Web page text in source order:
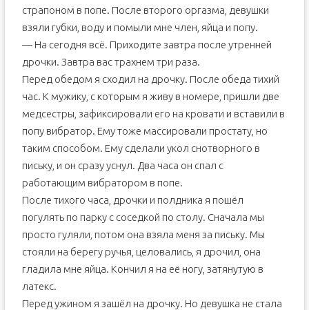
страпоном в попе. После второго оргазма, девушки
взяли губки, воду и помыли мне член, яйца и попу.
— На сегодня всё. Приходите завтра после утренней
дрочки. Завтра вас трахнем три раза.
Перед обедом я сходил на дрочку. После обеда тихий
час. К мужику, с которым я живу в номере, пришли две
медсестры, зафиксировали его на кровати и вставили в
попу вибратор. Ему тоже массировали простату, но
таким способом. Ему сделали укол снотворного в
письку, и он сразу уснул. Два часа он спал с
работающим вибратором в попе.
После тихого часа, дрочки и полдника я пошёл
погулять по парку с соседкой по столу. Сначала мы
просто гуляли, потом она взяла меня за письку. Мы
стояли на берегу ручья, целовались, я дрочил, она
гладила мне яйца. Кончил я на её ногу, затянутую в
латекс.
Перед ужином я зашёл на дрочку. Но девушка не стала